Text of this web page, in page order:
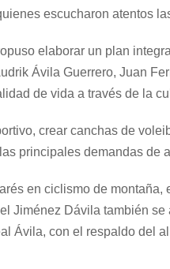
escucharon atentos
elaborar un plan
Ávila Guerrero, Juan
de vida a través de la
crear canchas de
principales demandas de
en ciclismo de
Jiménez Dávila también
Ávila, con el respaldo del